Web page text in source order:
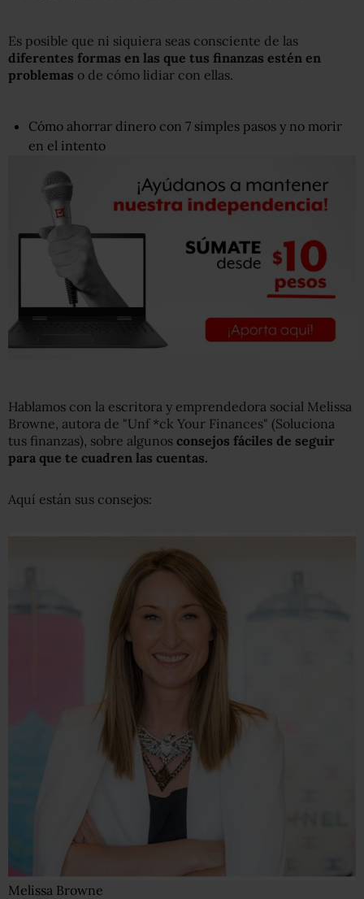
Es posible que ni siquiera seas consciente de las
diferentes formas en las que tus finanzas estén en
problemas o de cómo lidiar con ellas.
Cómo ahorrar dinero con 7 simples pasos y no morir
en el intento
Hablamos con la escritora y emprendedora social Melissa
Browne, autora de "Unf *ck Your Finances" (Soluciona
tus finanzas), sobre algunos consejos fáciles de seguir
para que te cuadren las cuentas.
Aquí están sus consejos:
Melissa Browne